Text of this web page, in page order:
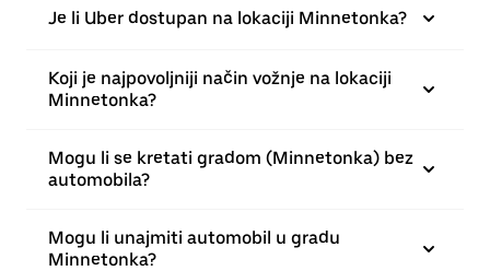
Je li Uber dostupan na lokaciji Minnetonka?
Koji je najpovoljniji način vožnje na lokaciji
Minnetonka?
Mogu li se kretati gradom (Minnetonka) bez
automobila?
Mogu li unajmiti automobil u gradu
Minnetonka?